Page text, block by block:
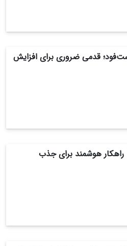
قدمی ضروری برای افزایش
هوشمند برای جذب